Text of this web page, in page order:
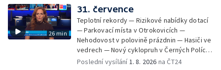
Zašové — Letní opravy divadel — Český hlas
ve vesmíru
26 min
31. července
Teplotní rekordy — Rizikové nabídky dotací
— Parkovací místa v Otrokovicích —
Nehodovost v polovině prázdnin — Hasiči ve
vedrech — Nový cyklopruh v Černých Polích
— Květinová výstava ve Věžkách
Poslední vysílání1. 8. 2026 na ČT24